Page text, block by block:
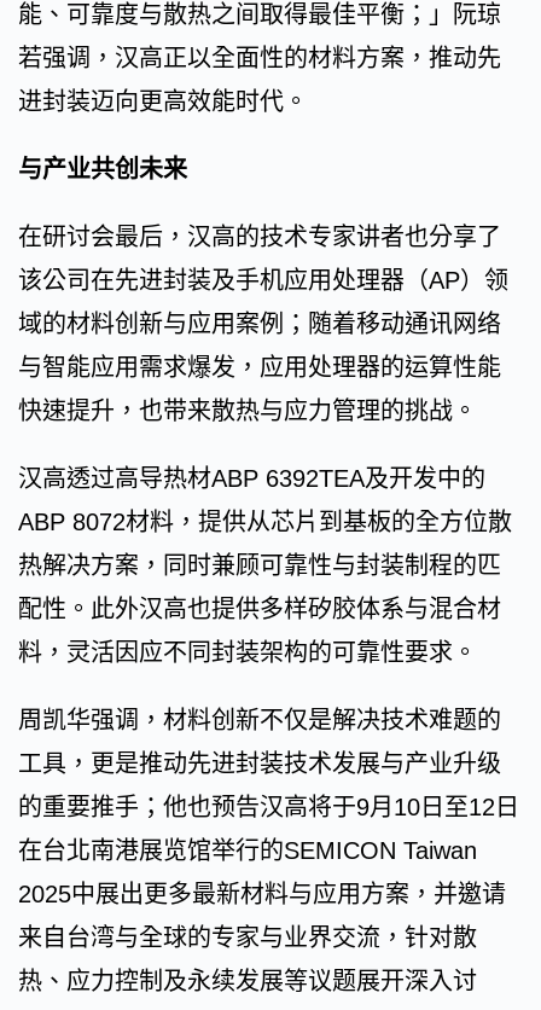
能、可靠度与散热之间取得最佳平衡；」阮琼
若强调，汉高正以全面性的材料方案，推动先
进封装迈向更高效能时代。
与产业共创未来
在研讨会最后，汉高的技术专家讲者也分享了
该公司在先进封装及手机应用处理器（AP）领
域的材料创新与应用案例；随着移动通讯网络
与智能应用需求爆发，应用处理器的运算性能
快速提升，也带来散热与应力管理的挑战。
汉高透过高导热材ABP 6392TEA及开发中的
ABP 8072材料，提供从芯片到基板的全方位散
热解决方案，同时兼顾可靠性与封装制程的匹
配性。此外汉高也提供多样矽胶体系与混合材
料，灵活因应不同封装架构的可靠性要求。
周凯华强调，材料创新不仅是解决技术难题的
工具，更是推动先进封装技术发展与产业升级
的重要推手；他也预告汉高将于9月10日至12日
在台北南港展览馆举行的SEMICON Taiwan
2025中展出更多最新材料与应用方案，并邀请
来自台湾与全球的专家与业界交流，针对散
热、应力控制及永续发展等议题展开深入讨